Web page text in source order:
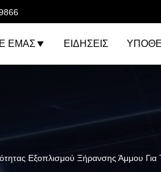
ΕΜΆΣ ΕΙΔΉΣΕΙΣ
Εξοπλισμού Ξήρανσης Άμμου